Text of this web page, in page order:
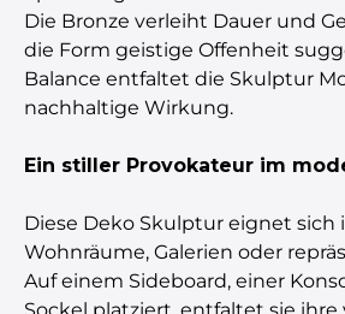
Die Bronze verleiht Dauer und
die Form geistige Offenheit
Balance entfaltet die Skulptur
nachhaltige Wirkung.
Ein stiller Provokateur im
Diese Deko Skulptur eignet sich
Wohnräume, Galerien oder
Auf einem Sideboard, einer
Sockel platziert, entfaltet sie ihre